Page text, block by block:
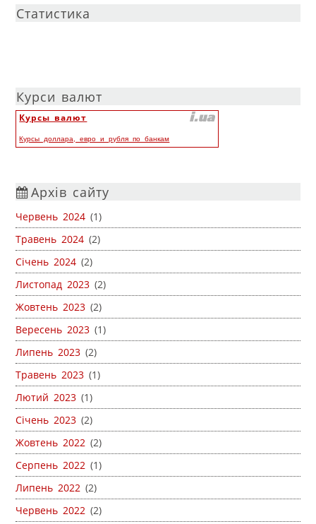
Статистика
Курси валют
Курсы валют
Курсы доллара, евро и рубля по банкам
Архів сайту
Червень 2024 (1)
Травень 2024 (2)
Січень 2024 (2)
Листопад 2023 (2)
Жовтень 2023 (2)
Вересень 2023 (1)
Липень 2023 (2)
Травень 2023 (1)
Лютий 2023 (1)
Січень 2023 (2)
Жовтень 2022 (2)
Серпень 2022 (1)
Липень 2022 (2)
Червень 2022 (2)